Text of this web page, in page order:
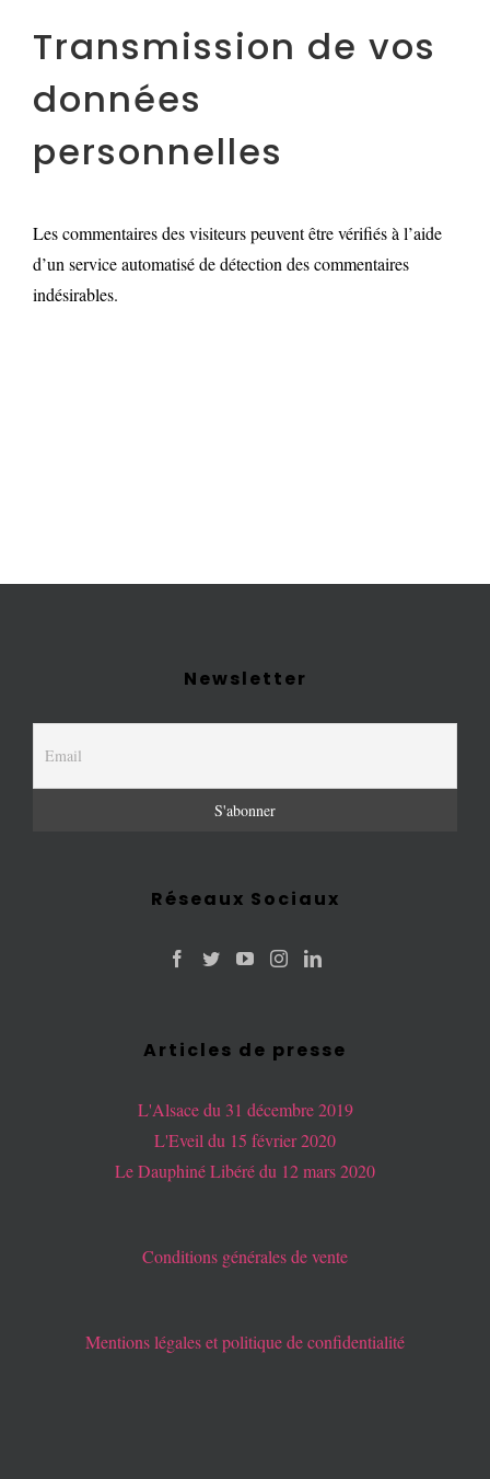
Transmission de vos
données
personnelles
Les commentaires des visiteurs peuvent être vérifiés à l’aide
d’un service automatisé de détection des commentaires
indésirables.
Newsletter
Réseaux Sociaux
Articles de presse
L'Alsace du 31 décembre 2019
L'Eveil du 15 février 2020
Le Dauphiné Libéré du 12 mars 2020
Conditions générales de vente
Mentions légales et politique de confidentialité